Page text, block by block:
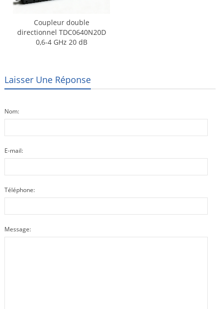
Coupleur double
directionnel TDC0640N20D
0,6-4 GHz 20 dB
Laisser Une Réponse
Nom:
E-mail:
Téléphone:
Message: